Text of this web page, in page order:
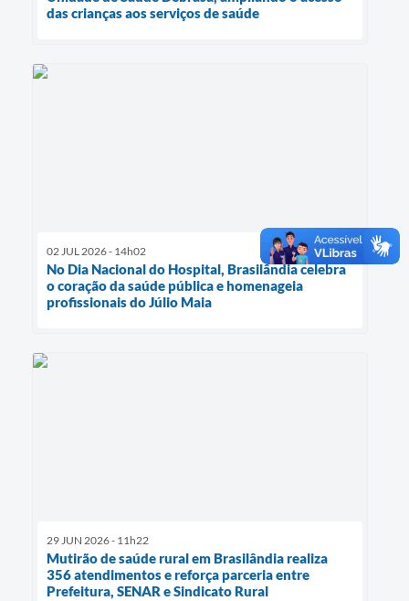
das crianças aos serviços de saúde
02 JUL 2026 - 14h02
No Dia Nacional do Hospital, Brasilândia celebra
o coração da saúde pública e homenageia
profissionais do Júlio Maia
29 JUN 2026 - 11h22
Mutirão de saúde rural em Brasilândia realiza
356 atendimentos e reforça parceria entre
Prefeitura, SENAR e Sindicato Rural